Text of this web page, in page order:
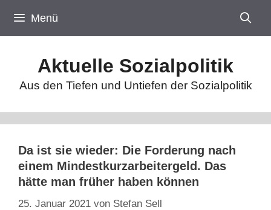
Inhalt
springen
Menü
Aktuelle Sozialpolitik
Aus den Tiefen und Untiefen der Sozialpolitik
Da ist sie wieder: Die Forderung nach
einem Mindestkurzarbeitergeld. Das
hätte man früher haben können
25. Januar 2021 von Stefan Sell